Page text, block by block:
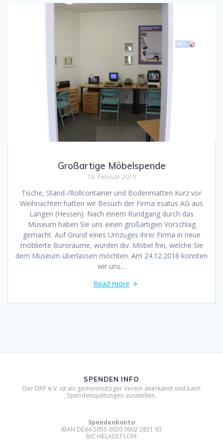
Großartige Möbelspende
16. Februar 2019
Tische, Stand-/Rollcontainer und Bodenmatten Kurz vor
Weihnachten hatten wir Besuch der Firma esatus AG aus
Langen (Hessen). Nach einem Rundgang durch das
Museum haben Sie uns einen großartigen Vorschlag
gemacht. Auf Grund eines Umzuges ihrer Firma in neue
möblierte Büroräume, würden div. Möbel frei, welche Sie
dem Museum überlassen möchten. Am 24.12.2018 konnten
wir uns…
Read more
SPENDEN INFO
Der DRP e.V. ist als gemeinnütziger Verein anerkannt und kann
Spendenquittungen ausstellen.
Spendenkonto
IBAN DE64 5055 0020 0002 2851 93
BIC HELADEF1OFF